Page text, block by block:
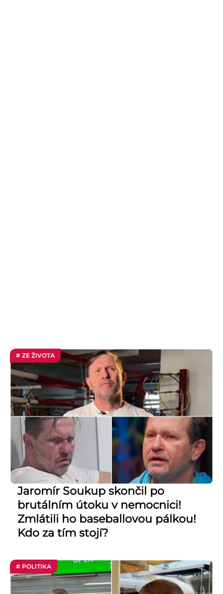
# ZE ŽIVOTA
Jaromír Soukup skončil po
brutálním útoku v nemocnici!
Zmlátili ho baseballovou pálkou!
Kdo za tím stojí?
# POLITIKA